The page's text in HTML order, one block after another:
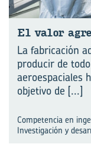
El valor
La fabricación
producir de
aeroespaciales
objetivo de [...]
Competencia en
Investigación y